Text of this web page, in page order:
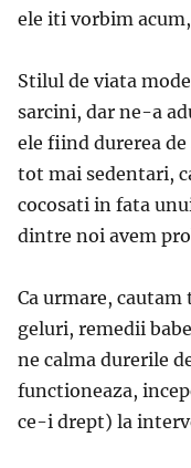
ele iti vorbim
Stilul de viata
sarcini, dar ne-a
ele fiind durerea de
tot mai sedentari,
cocosati in fata
dintre noi avem
Ca urmare,
geluri, remedii
ne calma durerile
functioneaza,
ce-i drept) la